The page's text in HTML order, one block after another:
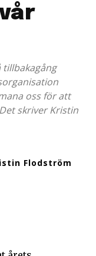
oss för att
skriver Kristin
Flodström